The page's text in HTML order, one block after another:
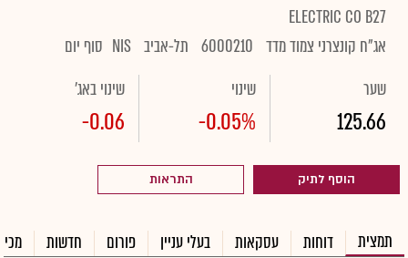
ELECTRIC CO B27
אג"ח קונצרני צמוד מדד 6000210 תל-אביב NIS סוף יום
שער
125.66
שינוי
-0.05%
שינוי באג'
-0.06
הוסף לתיק התראות
תמצית דוחות עסקאות בעלי עניין פורום חדשות